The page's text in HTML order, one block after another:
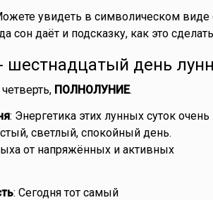
увидеть в символическом
сон даёт и подсказку, как это
шестнадцатый день
ПОЛНОЛУНИЕ.
: Энергетика этих лунных суток очень
светлый, спокойный день.
от напряжённых и активных
: Сегодня тот самый